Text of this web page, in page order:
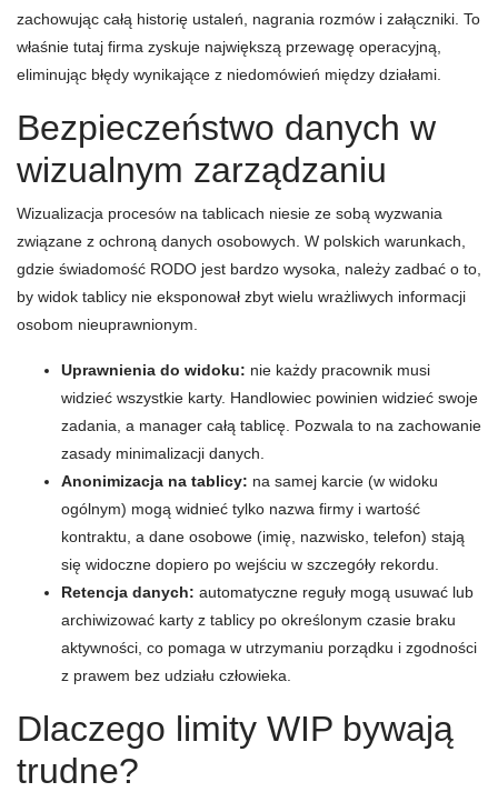
zachowując całą historię ustaleń, nagrania rozmów i załączniki. To
właśnie tutaj firma zyskuje największą przewagę operacyjną,
eliminując błędy wynikające z niedomówień między działami.
Bezpieczeństwo danych w
wizualnym zarządzaniu
Wizualizacja procesów na tablicach niesie ze sobą wyzwania
związane z ochroną danych osobowych. W polskich warunkach,
gdzie świadomość RODO jest bardzo wysoka, należy zadbać o to,
by widok tablicy nie eksponował zbyt wielu wrażliwych informacji
osobom nieuprawnionym.
Uprawnienia do widoku: nie każdy pracownik musi
widzieć wszystkie karty. Handlowiec powinien widzieć swoje
zadania, a manager całą tablicę. Pozwala to na zachowanie
zasady minimalizacji danych.
Anonimizacja na tablicy: na samej karcie (w widoku
ogólnym) mogą widnieć tylko nazwa firmy i wartość
kontraktu, a dane osobowe (imię, nazwisko, telefon) stają
się widoczne dopiero po wejściu w szczegóły rekordu.
Retencja danych: automatyczne reguły mogą usuwać lub
archiwizować karty z tablicy po określonym czasie braku
aktywności, co pomaga w utrzymaniu porządku i zgodności
z prawem bez udziału człowieka.
Dlaczego limity WIP bywają
trudne?